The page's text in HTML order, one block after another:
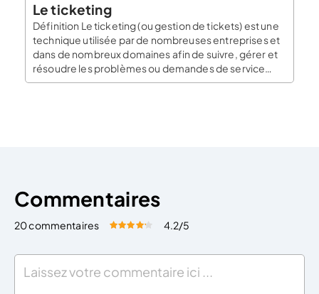
Le ticketing
Définition Le ticketing (ou gestion de tickets) est une
technique utilisée par de nombreuses entreprises et
dans de nombreux domaines afin de suivre, gérer et
résoudre les problèmes ou demandes de service
après-vente (SAV). Ce système permet aux équipes
Commentaires
20 commentaires Évaluez cet article:
4.2/5